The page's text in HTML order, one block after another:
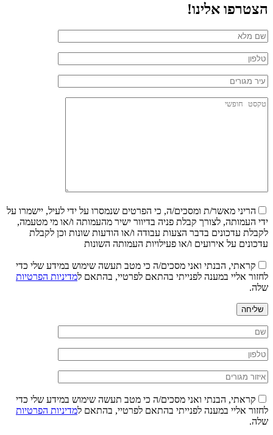
הצטרפו אלינו!
הריני מאשר/ת ומסכים/ה, כי הפרטים שנמסרו על ידי לעיל, יישמרו על
ידי העמותה, לצורך קבלת פניה בדיוור ישיר מהעמותה ו/או מי מטעמה,
לקבלת עדכונים בדבר הצעות עבודה ו/או הודעות שונות וכן לקבלת
עדכונים על אירועים ו/או פעילויות העמותה השונות
קראתי, הבנתי ואני מסכים/ה כי מטב תעשה שימוש במידע שלי כדי
לחזור אליי במענה לפנייתי בהתאם לפרטיי, בהתאם למדיניות הפרטיות
שלה.
שליחה
קראתי, הבנתי ואני מסכים/ה כי מטב תעשה שימוש במידע שלי כדי
לחזור אליי במענה לפנייתי בהתאם לפרטיי, בהתאם למדיניות הפרטיות
שלה.